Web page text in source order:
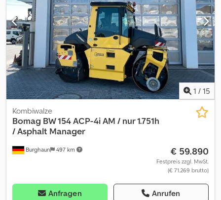
Operating hours: only 731h, Engine: Kubota [55.4 kW/75 PS],
Asphalt Manager 2, Weight: 7.300 kg, Smooth-surface drum, good
condition, ready for immediate use, Upon request, we will provide
you with a leasing or financing offer; Mr. Mihm (Tel. will be happy
to assist you. Further information can be found on our website.
Subject to errors and prior sale! - = Weitere Informationen =
Wenden Sie sich an Tobias Ebert, um weitere Informationen zu
erhalten.
1 / 15
Burghaun 497 km
Kombiwalze
Bomag BW 154 ACP-4i AM / nur 1.751h
/ Asphalt Manager
€ 59.890
Festpreis zzgl. MwSt.
(€ 71.269 brutto)
Anfragen Anrufen